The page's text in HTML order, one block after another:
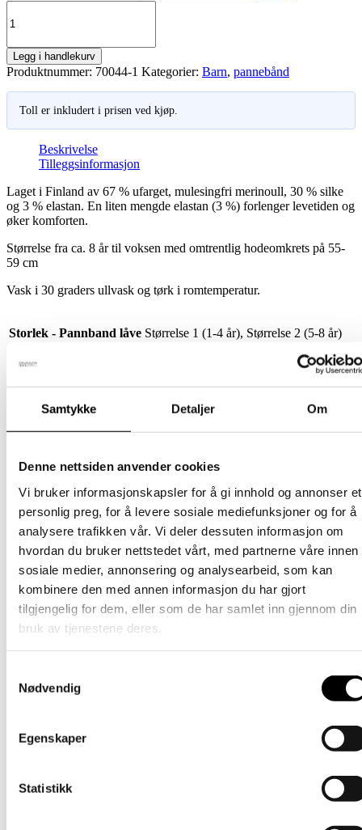
Samtykke Detaljer Om
Denne nettsiden anvender cookies
Vi bruker informasjonskapsler for å gi innhold og annonser et
personlig preg, for å levere sosiale mediefunksjoner og for å
analysere trafikken vår. Vi deler dessuten informasjon om
hvordan du bruker nettstedet vårt, med partnerne våre innen
sosiale medier, annonsering og analysearbeid, som kan
kombinere den med annen informasjon du har gjort
tilgjengelig for dem, eller som de har samlet inn gjennom din
bruk av tjenestene deres.
Nødvendig
Egenskaper
Statistikk
med
antallLegg i handlekurv
Produktnummer: 70044-1 Kategorier: Barn, pannebånd
Toll er inkludert i prisen ved kjøp.
Beskrivelse
Tilleggsinformasjon
Laget i Finland av 67 % ufarget, mulesingfri merinoull, 30 % silke
og 3 % elastan. En liten mengde elastan (3 %) forlenger levetiden og
øker komforten.
Størrelse fra ca. 8 år til voksen med omtrentlig hodeomkrets på 55-
59 cm
Vask i 30 graders ullvask og tørk i romtemperatur.
Storlek - Pannband låve Størrelse 1 (1-4 år), Størrelse 2 (5-8 år)
Relaterte produkter
Barn
Tornedalshanske – Rød
389kr inkl. mødre Velg alternativDette
produktet
har
varianter.
Alternativene
kan
velges
på
14% rabatt!
Ikke på lager
Barn
Ullvott – Dark Jade størrelse 1
209kr Opprinnelig
pris
var:
179krNåværende
pris
er:
Velg alternativDette
produktet
varianter.
Barn
rosa/sort/babyblå
Barn
Tornedalshandsken – Ljung